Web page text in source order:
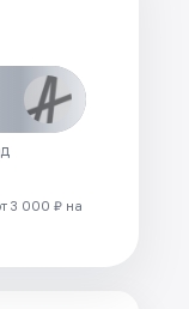
3 000 ₽ на